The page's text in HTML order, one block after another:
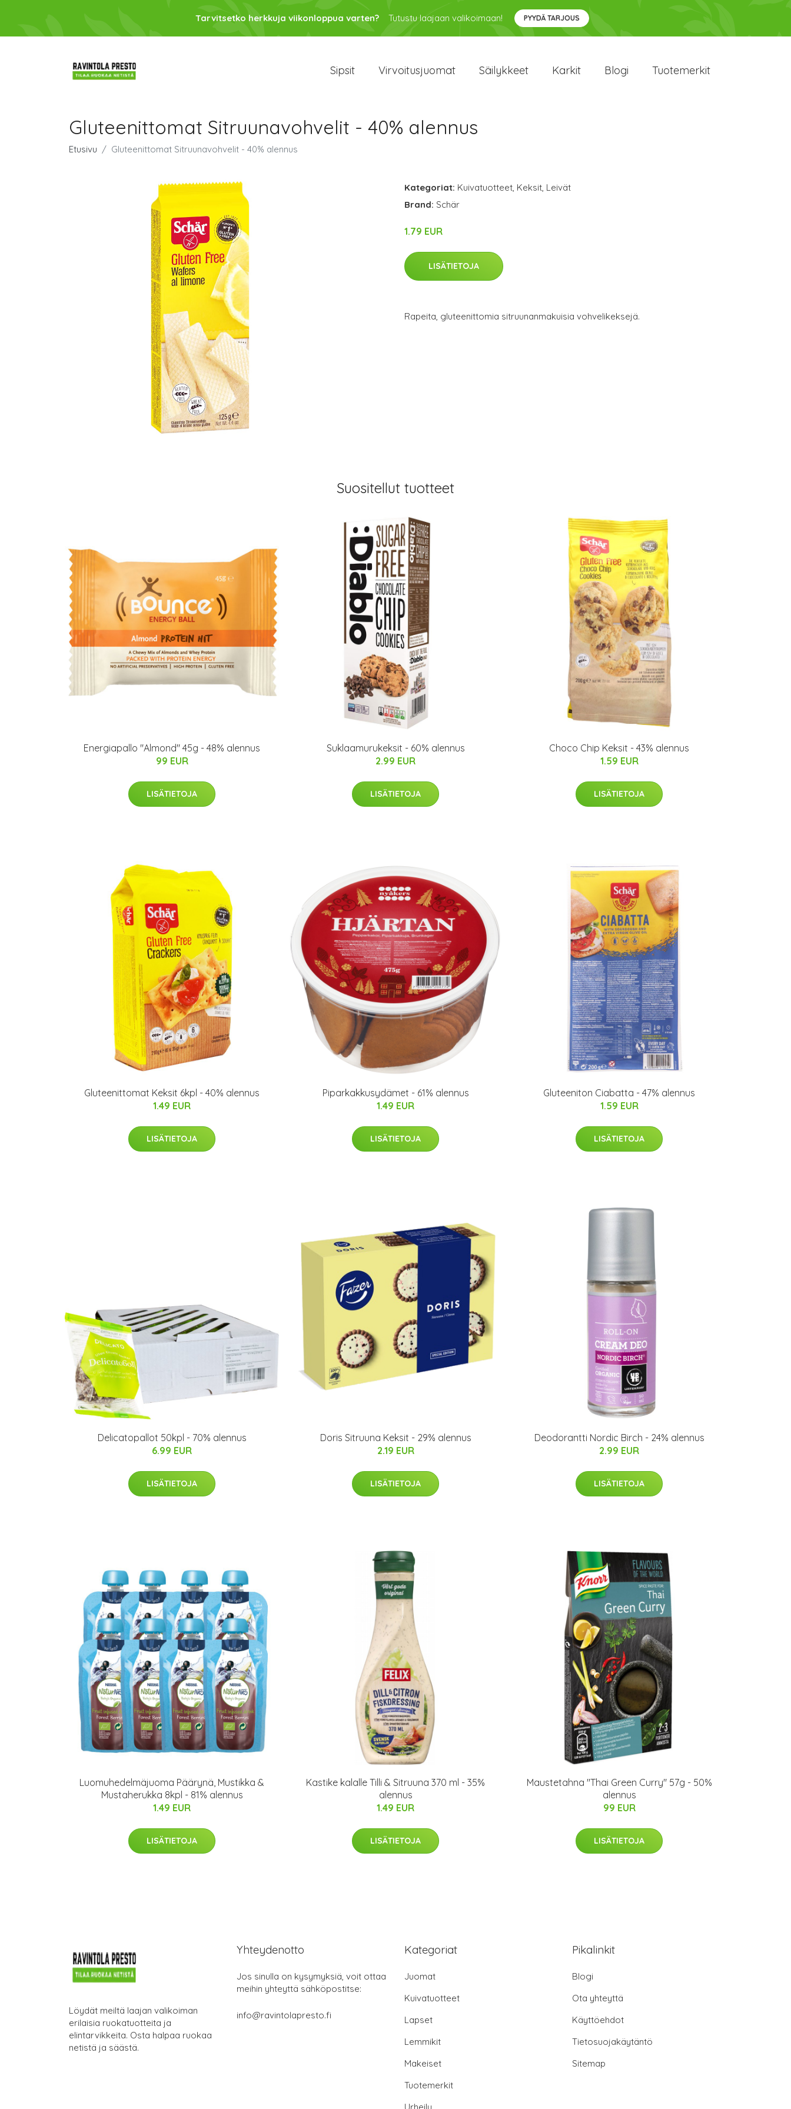
Tarvitsetko herkkuja viikonloppua varten? Tutustu laajaan valikoimaan! PYYDÄ TARJOUS
Sipsit Virvoitusjuomat Säilykkeet Karkit Blogi Tuotemerkit
Gluteenittomat Sitruunavohvelit - 40% alennus
Etusivu Gluteenittomat Sitruunavohvelit - 40% alennus
Kategoriat: Kuivatuotteet, Keksit, Leivät
Brand: Schär
1.79 EUR
LISÄTIETOJA
Rapeita, gluteenittomia sitruunanmakuisia vohvelikeksejä.
Suositellut tuotteet
Energiapallo "Almond" 45g - 48% alennus
99 EUR
LISÄTIETOJA
Suklaamurukeksit - 60% alennus
2.99 EUR
LISÄTIETOJA
Choco Chip Keksit - 43% alennus
1.59 EUR
LISÄTIETOJA
Gluteenittomat Keksit 6kpl - 40% alennus
1.49 EUR
LISÄTIETOJA
Piparkakkusydämet - 61% alennus
1.49 EUR
LISÄTIETOJA
Gluteeniton Ciabatta - 47% alennus
1.59 EUR
LISÄTIETOJA
Delicatopallot 50kpl - 70% alennus
6.99 EUR
LISÄTIETOJA
Doris Sitruuna Keksit - 29% alennus
2.19 EUR
LISÄTIETOJA
Deodorantti Nordic Birch - 24% alennus
2.99 EUR
LISÄTIETOJA
Luomuhedelmäjuoma Päärynä, Mustikka &
Mustaherukka 8kpl - 81% alennus
1.49 EUR
LISÄTIETOJA
Kastike kalalle Tilli & Sitruuna 370 ml - 35%
alennus
1.49 EUR
LISÄTIETOJA
Maustetahna "Thai Green Curry" 57g - 50%
alennus
99 EUR
LISÄTIETOJA
Löydät meiltä laajan valikoiman
erilaisia ruokatuotteita ja
elintarvikkeita. Osta halpaa ruokaa
netistä ja säästä.
Yhteydenotto
Jos sinulla on kysymyksiä, voit ottaa
meihin yhteyttä sähköpostitse:
info@ravintolapresto.fi
Kategoriat
Juomat
Kuivatuotteet
Lapset
Lemmikit
Makeiset
Tuotemerkit
Pikalinkit
Blogi
Ota yhteyttä
Käyttöehdot
Tietosuojakäytäntö
Sitemap